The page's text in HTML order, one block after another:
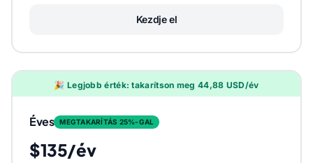
Kezdje el
🎉 Legjobb érték: takarítson meg 44,88 USD/év
Éves MEGTAKARÍTÁS 25%-GAL
$135/év